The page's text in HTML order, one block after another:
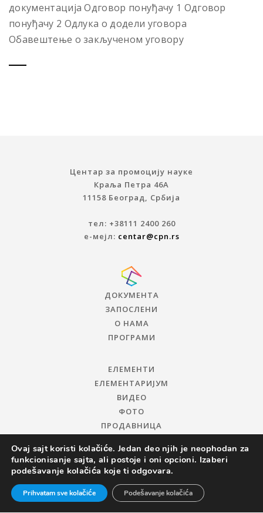
документација Одговор понуђачу 1 Одговор
понуђачу 2 Одлука о додели уговора
Обавештење о закљученом уговору
Центар за промоцију науке
Краља Петра 46A
11158 Београд, Србија
тел: +38111 2400 260
е-мејл: centar@cpn.rs
ДОКУМЕНТА
ЗАПОСЛЕНИ
О НАМА
ПРОГРАМИ
ЕЛЕМЕНТИ
ЕЛЕМЕНТАРИЈУМ
ВИДЕО
ФОТО
ПРОДАВНИЦА
© 2019 ЦЕНТАР ЗА ПРОМОЦИЈУ НАУКЕ
Ovaj sajt koristi kolačiće. Jedan deo njih je neophodan za
funkcionisanje sajta, ali postoje i oni opcioni. Izaberi
podešavanje kolačića koje ti odgovara.
Prihvatam sve kolačiće Podešavanje kolačića